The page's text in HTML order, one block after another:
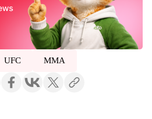
UFC MMA